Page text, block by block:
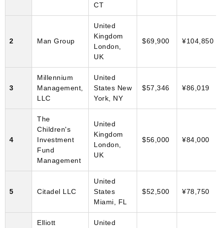
CT
2 Man Group
United
Kingdom
London,
UK
$69,900 ¥104,850
3
Millennium
Management,
LLC
United
States New
York, NY
$57,346 ¥86,019
4
The
Children's
Investment
Fund
Management
United
Kingdom
London,
UK
$56,000 ¥84,000
5 Citadel LLC
United
States
Miami, FL
$52,500 ¥78,750
Elliott
United